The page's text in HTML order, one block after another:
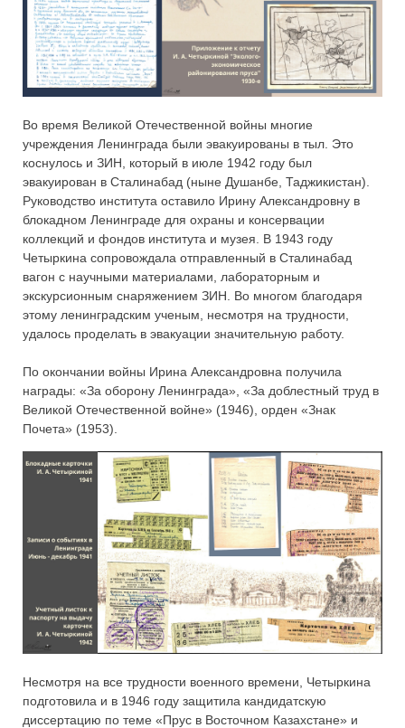
Во время Великой Отечественной войны многие
учреждения Ленинграда были эвакуированы в тыл. Это
коснулось и ЗИН, который в июле 1942 году был
эвакуирован в Сталинабад (ныне Душанбе, Таджикистан).
Руководство института оставило Ирину Александровну в
блокадном Ленинграде для охраны и консервации
коллекций и фондов института и музея. В 1943 году
Четыркина сопровождала отправленный в Сталинабад
вагон с научными материалами, лабораторным и
экскурсионным снаряжением ЗИН. Во многом благодаря
этому ленинградским ученым, несмотря на трудности,
удалось проделать в эвакуации значительную работу.
По окончании войны Ирина Александровна получила
награды: «За оборону Ленинграда», «За доблестный труд в
Великой Отечественной войне» (1946), орден «Знак
Почета» (1953).
Несмотря на все трудности военного времени, Четыркина
подготовила и в 1946 году защитила кандидатскую
диссертацию по теме «Прус в Восточном Казахстане» и